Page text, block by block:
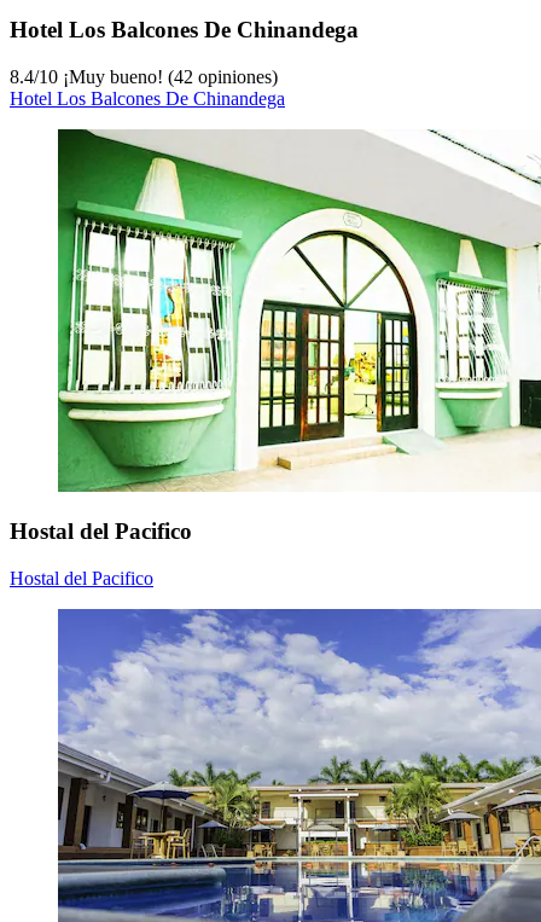
Hotel Los Balcones De Chinandega
8.4/10 ¡Muy bueno! (42 opiniones)
Hotel Los Balcones De Chinandega
Hostal del Pacifico
Hostal del Pacifico